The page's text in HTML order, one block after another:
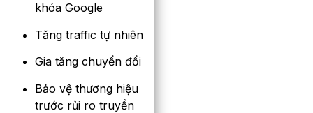
khóa Google
Tăng traffic tự nhiên
Gia tăng chuyển đổi
Bảo vệ thương hiệu
trước rủi ro truyền